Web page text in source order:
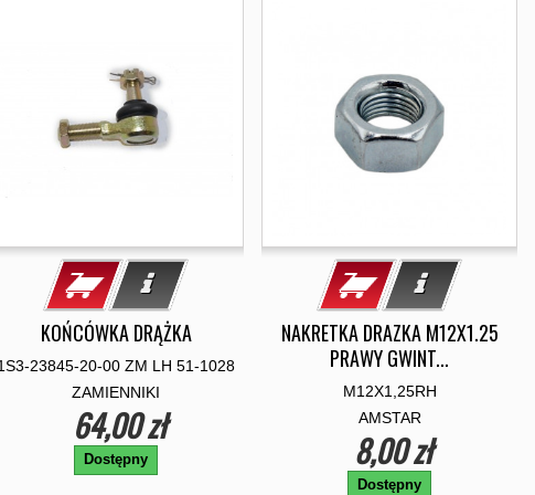
KOŃCÓWKA DRĄŻKA
23845-20-00 ZM LH 51-1028
ZAMIENNIKI
64,00 zł
Dostępny
NAKRETKA DRAZKA M12X1.25
PRAWY GWINT...
M12X1,25RH
AMSTAR
8,00 zł
Dostępny